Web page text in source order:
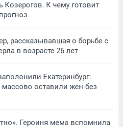
Козерогов. К чему готовит
рассказывавшая о борьбе с
в возрасте 26 лет
Екатеринбург:
оставили жен без
Героиня мема вспомнила